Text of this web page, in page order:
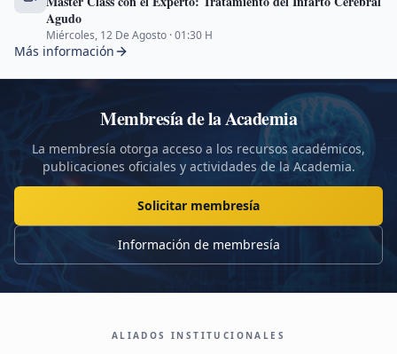
Agudo
Miércoles, 12 De Agosto ·01:30 H
Más información
Membresía de la Academia
La membresía otorga acceso a los recursos académicos,
publicaciones oficiales y actividades de la Academia.
Solicitar membresía
Información de membresía
ALIADOS INSTITUCIONALES